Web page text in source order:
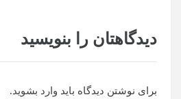
دیدگاهتان را بنویسید
برای نوشتن دیدگاه باید وارد بشوید.